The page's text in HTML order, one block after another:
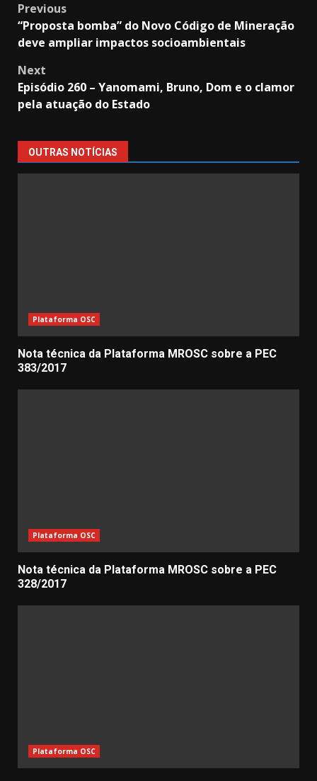
Post
navigation
Previous
“Proposta bomba” do Novo Código de Mineração
deve ampliar impactos socioambientais
Next
Episódio 260 – Yanomami, Bruno, Dom e o clamor
pela atuação do Estado
OUTRAS NOTÍCIAS
Plataforma OSC
Nota técnica da Plataforma MROSC sobre a PEC
383/2017
Plataforma OSC
Nota técnica da Plataforma MROSC sobre a PEC
328/2017
Plataforma OSC